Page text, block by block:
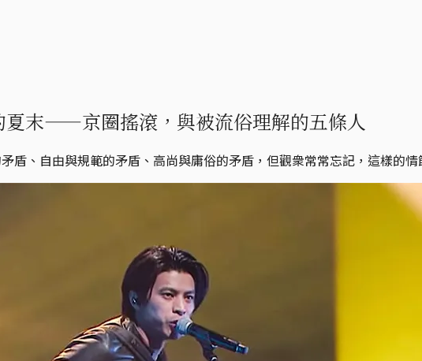
夏末——京圈搖滾，與被流俗理解的五條人
盾、自由與規範的矛盾、高尚與庸俗的矛盾，但觀衆常常忘記，這樣的